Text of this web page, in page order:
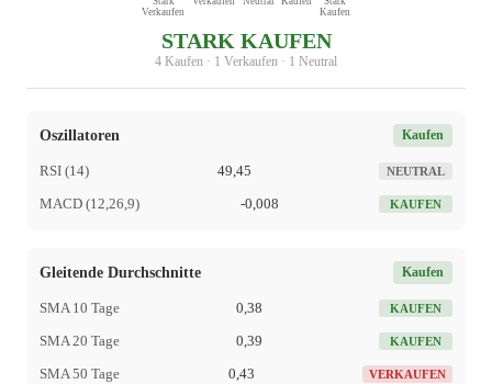
Verkaufen
Kaufen
STARK KAUFEN
4 Kaufen · 1 Verkaufen · 1 Neutral
Oszillatoren Kaufen
RSI (14) 49,45 NEUTRAL
MACD (12,26,9) -0,008 KAUFEN
Gleitende Durchschnitte Kaufen
SMA 10 Tage 0,38 KAUFEN
SMA 20 Tage 0,39 KAUFEN
SMA 50 Tage 0,43 VERKAUFEN